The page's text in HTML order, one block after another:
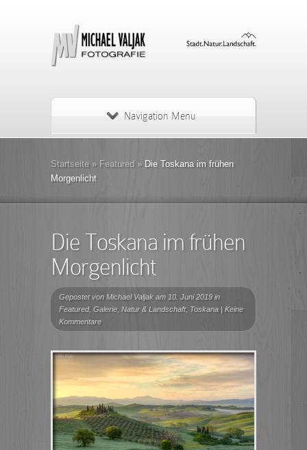
Navigation Menu
Startseite » Featured » Die Toskana im frühen
Morgenlicht
Die Toskana im frühen
Morgenlicht
Gepostet von Michael Valjak am 10. Juni 2019 in
Featured, Galerie Natur & Landschaft, Toskana | Keine
Kommentare